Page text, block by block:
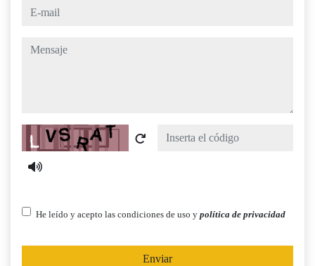
e-mail
mensaje
Captcha
He leído y acepto las condiciones de uso y política de privacidad
Enviar